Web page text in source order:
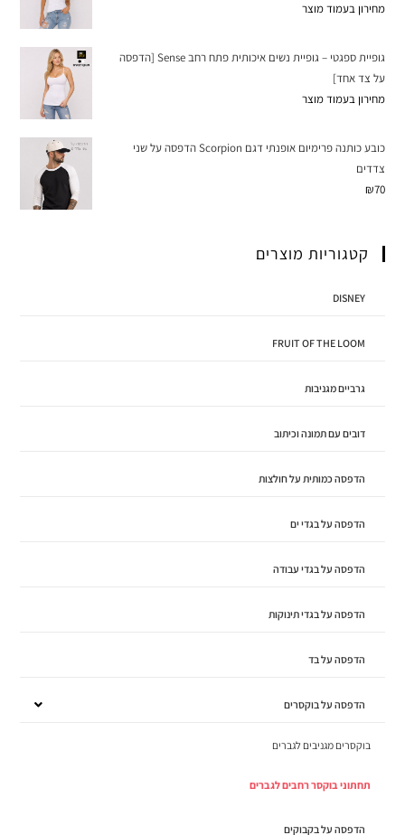
מחירון בעמוד מוצר
גופיית ספגטי – גופיית נשים איכותית פתח רחב Sense [הדפסה
על צד אחד]
מחירון בעמוד מוצר
כובע כותנה פרימיום אופנתי דגם Scorpion הדפסה על שני
צדדים
₪70
קטגוריות מוצרים
DISNEY
FRUIT OF THE LOOM
גרביים מגניבות
דובים עם תמונה וכיתוב
הדפסה כמותית על חולצות
הדפסה על בגדי ים
הדפסה על בגדי עבודה
הדפסה על בגדי תינוקות
הדפסה על בד
הדפסה על בוקסרים
בוקסרים מגניבים לגברים
תחתוני בוקסר רחבים לגברים
הדפסה על בקבוקים